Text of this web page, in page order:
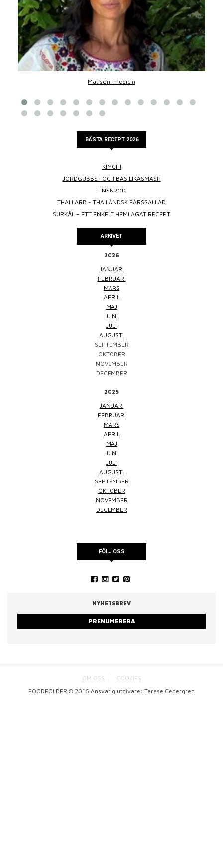
Mat som medicin
BÄSTA RECEPT 2026
KIMCHI
JORDGUBBS- OCH BASILIKASMASH
LINSBRÖD
THAI LARB - THAILÄNDSK FÄRSSALLAD
SURKÅL – ETT ENKELT HEMLAGAT RECEPT
ARKIVET
2026
JANUARI
FEBRUARI
MARS
APRIL
MAJ
JUNI
JULI
AUGUSTI
SEPTEMBER
OKTOBER
NOVEMBER
DECEMBER
2025
JANUARI
FEBRUARI
MARS
APRIL
MAJ
JUNI
JULI
AUGUSTI
SEPTEMBER
OKTOBER
NOVEMBER
DECEMBER
FÖLJ OSS
NYHETSBREV
PRENUMERERA
OM OSS
COOKIES
FOODFOLDER © 2016 Ansvarig utgivare: Terese Cedergren